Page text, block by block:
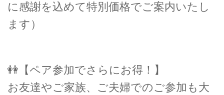
に感謝を込めて特別価格でご案内いたし
ます）
👭【ペア参加でさらにお得！】
お友達やご家族、ご夫婦でのご参加も大